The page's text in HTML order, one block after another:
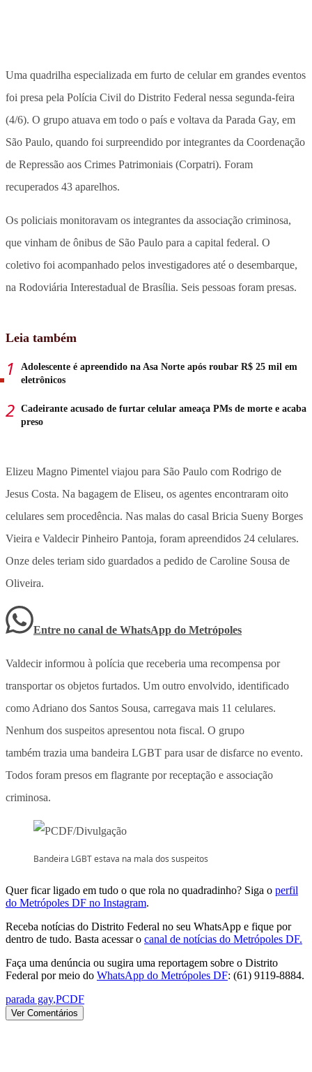
Uma quadrilha especializada em furto de celular em grandes eventos
foi presa pela Polícia Civil do Distrito Federal nessa segunda-feira
(4/6). O grupo atuava em todo o país e voltava da Parada Gay, em
São Paulo, quando foi surpreendido por integrantes da Coordenação
de Repressão aos Crimes Patrimoniais (Corpatri). Foram
recuperados 43 aparelhos.
Os policiais monitoravam os integrantes da associação criminosa,
que vinham de ônibus de São Paulo para a capital federal. O
coletivo foi acompanhado pelos investigadores até o desembarque,
na Rodoviária Interestadual de Brasília. Seis pessoas foram presas.
Leia também
Adolescente é apreendido na Asa Norte após roubar R$ 25 mil em
eletrônicos
Cadeirante acusado de furtar celular ameaça PMs de morte e acaba
preso
Elizeu Magno Pimentel viajou para São Paulo com Rodrigo de
Jesus Costa. Na bagagem de Eliseu, os agentes encontraram oito
celulares sem procedência. Nas malas do casal Bricia Sueny Borges
Vieira e Valdecir Pinheiro Pantoja, foram apreendidos 24 celulares.
Onze deles teriam sido guardados a pedido de Caroline Sousa de
Oliveira.
Entre no canal de WhatsApp do Metrópoles
Valdecir informou à polícia que receberia uma recompensa por
transportar os objetos furtados. Um outro envolvido, identificado
como Adriano dos Santos Sousa, carregava mais 11 celulares.
Nenhum dos suspeitos apresentou nota fiscal. O grupo
também trazia uma bandeira LGBT para usar de disfarce no evento.
Todos foram presos em flagrante por receptação e associação
criminosa.
Bandeira LGBT estava na mala dos suspeitos
Quer ficar ligado em tudo o que rola no quadradinho? Siga o perfil
do Metrópoles DF no Instagram.
Receba notícias do Distrito Federal no seu WhatsApp e fique por
dentro de tudo. Basta acessar o canal de notícias do Metrópoles DF.
Faça uma denúncia ou sugira uma reportagem sobre o Distrito
Federal por meio do WhatsApp do Metrópoles DF: (61) 9119-8884.
parada gay,PCDF
Ver Comentários